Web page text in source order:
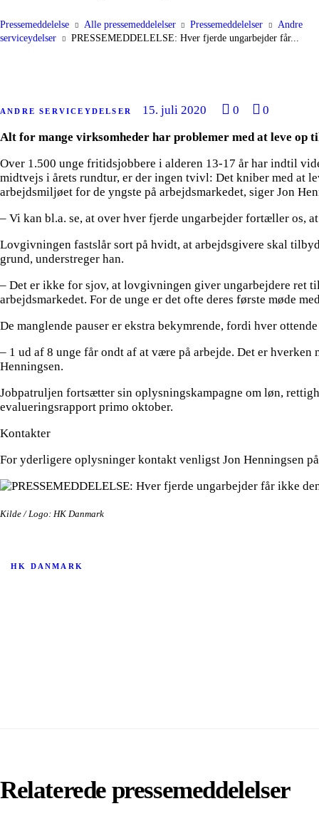
Pressemeddelelse Alle pressemeddelelser Pressemeddelelser
Andre
serviceydelser
PRESSEMEDDELELSE: Hver fjerde ungarbejder får...
ANDRE SERVICEYDELSER 15. juli 2020 0
0
Alt for mange virksomheder har problemer med at leve op
Over 1.500 unge fritidsjobbere i alderen 13-17 år har indtil
midtvejs i årets rundtur, er der ingen tvivl: Det kniber med at
arbejdsmiljøet for de yngste på arbejdsmarkedet, siger Jon
– Vi kan bl.a. se, at over hver fjerde ungarbejder fortæller os,
Lovgivningen fastslår sort på hvidt, at arbejdsgivere skal
grund, understreger han.
– Det er ikke for sjov, at lovgivningen giver ungarbejdere ret
arbejdsmarkedet. For de unge er det ofte deres første møde
De manglende pauser er ekstra bekymrende, fordi hver
– 1 ud af 8 unge får ondt af at være på arbejde. Det er
Henningsen.
Jobpatruljen fortsætter sin oplysningskampagne om løn,
evalueringsrapport primo oktober.
Kontakter
For yderligere oplysninger kontakt venligst Jon Henningsen
Kilde / Logo: HK Danmark
HK DANMARK
Relaterede pressemeddelelser